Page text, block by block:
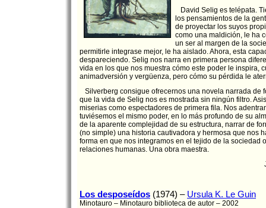
David Selig es telépata.
los pensamientos de la
de proyectar los suyos
como una maldición, le ha
un ser al margen de la
permitirle integrase mejor, le ha aislado. Ahora, esta
despareciendo. Selig nos narra en primera persona
vida en los que nos muestra cómo este poder le inspira,
animadversión y vergüenza, pero cómo su pérdida le
Silverberg consigue ofrecernos una novela narrada de
que la vida de Selig nos es mostrada sin ningún filtro.
miserias como espectadores de primera fila. Nos
tuviésemos el mismo poder, en lo más profundo de su
de la aparente complejidad de su estructura, narrar de
(no simple) una historia cautivadora y hermosa que nos
forma en que nos integramos en el tejido de la sociedad
relaciones humanas. Una obra maestra.
Los desposeídos (1974) – Ursula K. Le Guin
Minotauro – Minotauro biblioteca de autor – 2002